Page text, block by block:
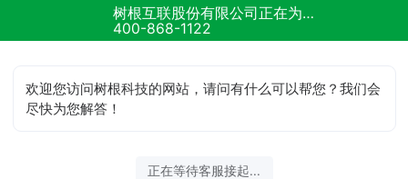
树根互联股份有限公司正在为您服务
400-868-1122
欢迎您访问树根科技的网站，请问有什么可以帮您？我们会
尽快为您解答！
正在等待客服接起...